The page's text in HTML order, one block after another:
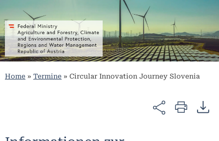
Home » Termine » Circular Innovation Journey Slovenia